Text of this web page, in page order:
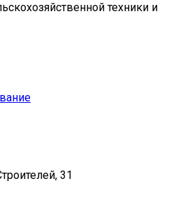
техники и
31